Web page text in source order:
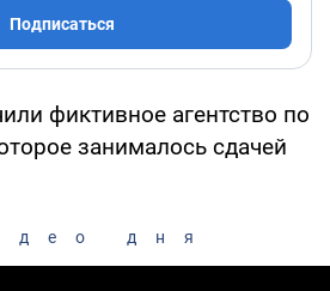
Подписаться
фиктивное агентство по
занималось сдачей
дня